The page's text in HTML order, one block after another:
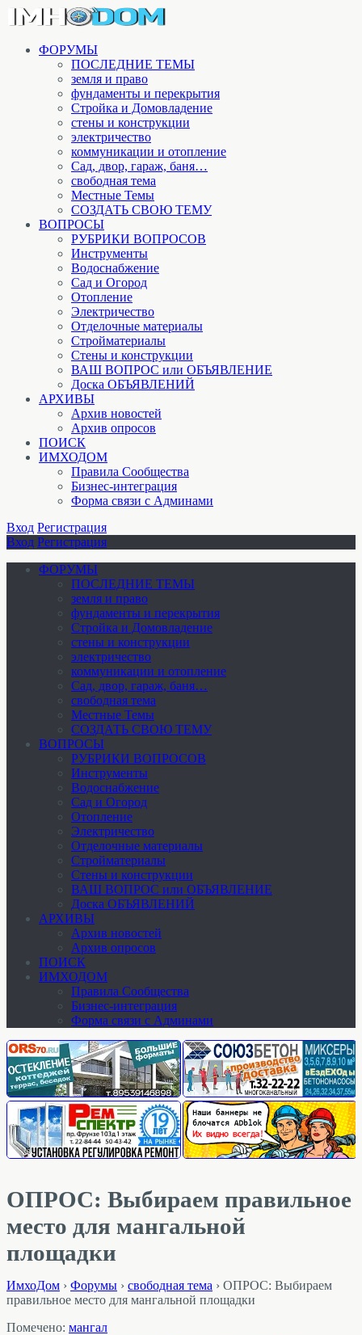
ФОРУМЫ
ПОСЛЕДНИЕ ТЕМЫ
земля и право
фундаменты и перекрытия
Стройка и Домовладение
стены и конструкции
электричество
коммуникации и отопление
Cад, двор, гараж, баня…
свободная тема
Местные Темы
СОЗДАТЬ СВОЮ ТЕМУ
ВОПРОСЫ
РУБРИКИ ВОПРОСОВ
Инструменты
Водоснабжение
Сад и Огород
Отопление
Электричество
Отделочные материалы
Стройматериалы
Стены и конструкции
ВАШ ВОПРОС или ОБЪЯВЛЕНИЕ
Доска ОБЪЯВЛЕНИЙ
АРХИВЫ
Архив новостей
Архив опросов
ПОИСК
ИМХОДОМ
Правила Сообщества
Бизнес-интеграция
Форма связи с Админами
Вход Регистрация
Вход Регистрация
ФОРУМЫ
ПОСЛЕДНИЕ ТЕМЫ
земля и право
фундаменты и перекрытия
Стройка и Домовладение
стены и конструкции
электричество
коммуникации и отопление
Cад, двор, гараж, баня…
свободная тема
Местные Темы
СОЗДАТЬ СВОЮ ТЕМУ
ВОПРОСЫ
РУБРИКИ ВОПРОСОВ
Инструменты
Водоснабжение
Сад и Огород
Отопление
Электричество
Отделочные материалы
Стройматериалы
Стены и конструкции
ВАШ ВОПРОС или ОБЪЯВЛЕНИЕ
Доска ОБЪЯВЛЕНИЙ
АРХИВЫ
Архив новостей
Архив опросов
ПОИСК
ИМХОДОМ
Правила Сообщества
Бизнес-интеграция
Форма связи с Админами
ОПРОС: Выбираем правильное
место для мангальной
площадки
ИмхоДом › Форумы › свободная тема › ОПРОС: Выбираем
правильное место для мангальной площадки
Помечено: мангал